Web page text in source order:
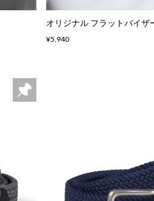
オリジナル フラットバイザ
¥5,940